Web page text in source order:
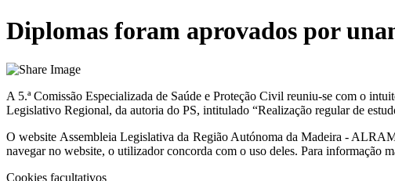
Diplomas foram aprovados por
A 5.ª Comissão Especializada de Saúde e Proteção Civil reuniu-se com o
Legislativo Regional, da autoria do PS, intitulado “Realização regular de
O website Assembleia Legislativa da Região Autónoma da Madeira -
navegar no website, o utilizador concorda com o uso deles. Para informação
Cookies facultativos